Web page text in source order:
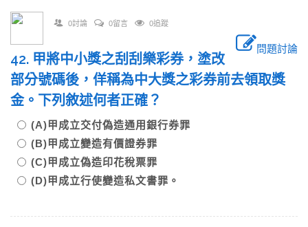
0討論 0留言 0追蹤
問題討論
42. 甲將中小獎之刮刮樂彩券，塗改
部分號碼後，佯稱為中大獎之彩券前去領取獎
金。下列敘述何者正確？
(A)甲成立交付偽造通用銀行券罪
(B)甲成立變造有價證券罪
(C)甲成立偽造印花稅票罪
(D)甲成立行使變造私文書罪。